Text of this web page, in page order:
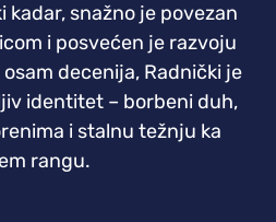
kadar, snažno je povezan
i posvećen je razvoju
decenija, Radnički je
identitet – borbeni duh,
i stalnu težnju ka
rangu.